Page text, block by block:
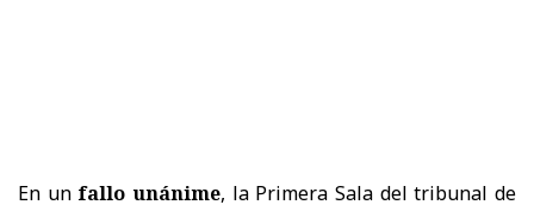
En un fallo unánime, la Primera Sala del tribunal de